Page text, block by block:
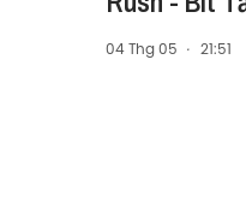
04 Thg 05 · 21:51